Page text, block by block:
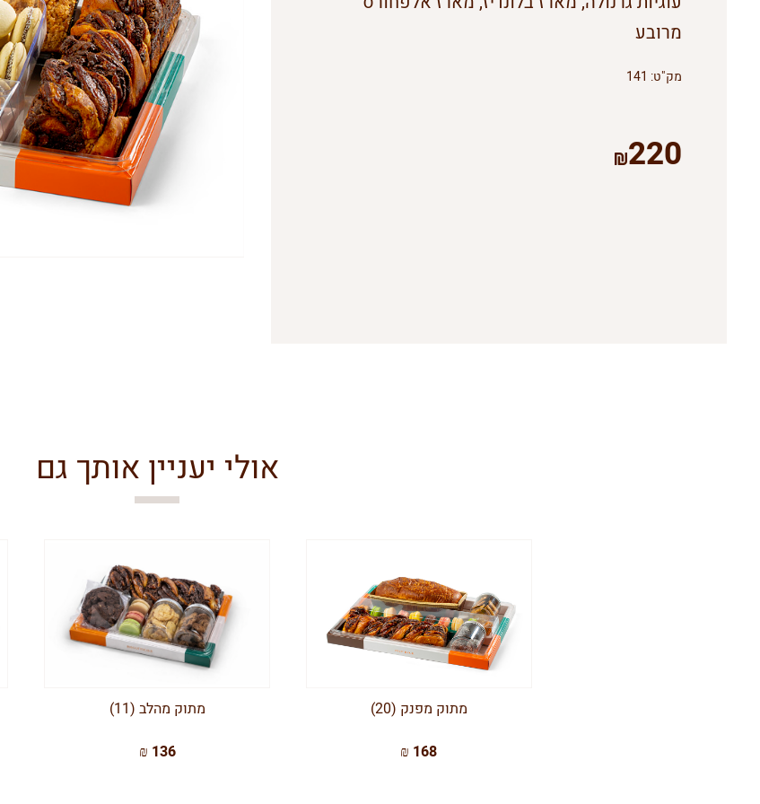
מרובע
מק"ט: 141
220
אולי יעניין אותך גם
מתוק מפנק (20)
168 ₪
מתוק מהלב (11)
136 ₪